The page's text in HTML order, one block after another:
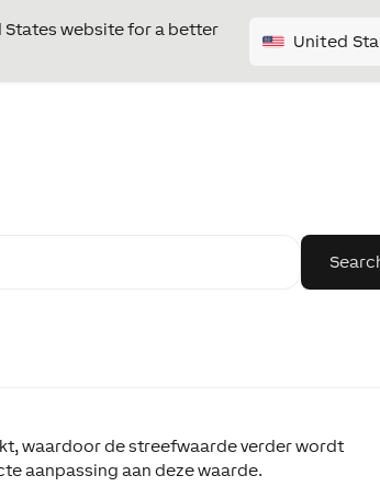
States website for a better
United
waardoor de streefwaarde verder wordt
aanpassing aan deze waarde.